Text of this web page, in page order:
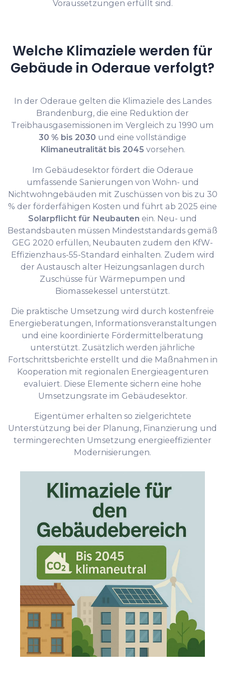
Voraussetzungen erfüllt sind.
Welche Klimaziele werden für
Gebäude in Oderaue verfolgt?
In der Oderaue gelten die Klimaziele des Landes
Brandenburg, die eine Reduktion der
Treibhausgasemissionen im Vergleich zu 1990 um
30 % bis 2030 und eine vollständige
Klimaneutralität bis 2045 vorsehen.
Im Gebäudesektor fördert die Oderaue
umfassende Sanierungen von Wohn- und
Nichtwohngebäuden mit Zuschüssen von bis zu 30
% der förderfähigen Kosten und führt ab 2025 eine
Solarpflicht für Neubauten ein. Neu- und
Bestandsbauten müssen Mindeststandards gemäß
GEG 2020 erfüllen, Neubauten zudem den KfW-
Effizienzhaus-55-Standard einhalten. Zudem wird
der Austausch alter Heizungsanlagen durch
Zuschüsse für Wärmepumpen und
Biomassekessel unterstützt.
Die praktische Umsetzung wird durch kostenfreie
Energieberatungen, Informationsveranstaltungen
und eine koordinierte Fördermittelberatung
unterstützt. Zusätzlich werden jährliche
Fortschrittsberichte erstellt und die Maßnahmen in
Kooperation mit regionalen Energieagenturen
evaluiert. Diese Elemente sichern eine hohe
Umsetzungsrate im Gebäudesektor.
Eigentümer erhalten so zielgerichtete
Unterstützung bei der Planung, Finanzierung und
termingerechten Umsetzung energieeffizienter
Modernisierungen.